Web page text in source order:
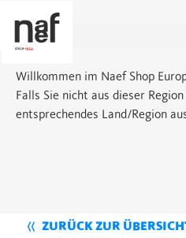
Willkommen im Naef Shop
Falls Sie nicht aus dieser
entsprechendes Land/Region
ZURÜCK ZUR